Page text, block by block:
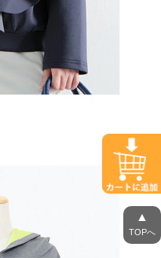
▲
TOPへ